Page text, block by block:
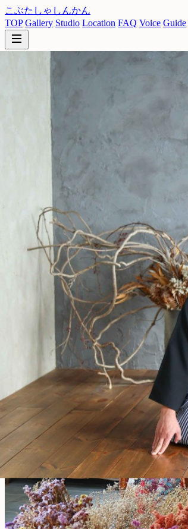
こぶたしゃしんかん
TOP Gallery Studio Location FAQ Voice Guide
写真で残す、一番幸せな瞬間。